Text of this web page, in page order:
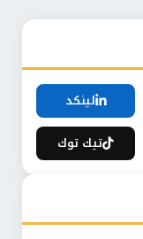
لينكد
تيك توك